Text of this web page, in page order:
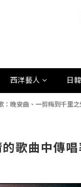
西洋藝人 日
：晚安曲、一剪梅到千里之
歌曲中傳